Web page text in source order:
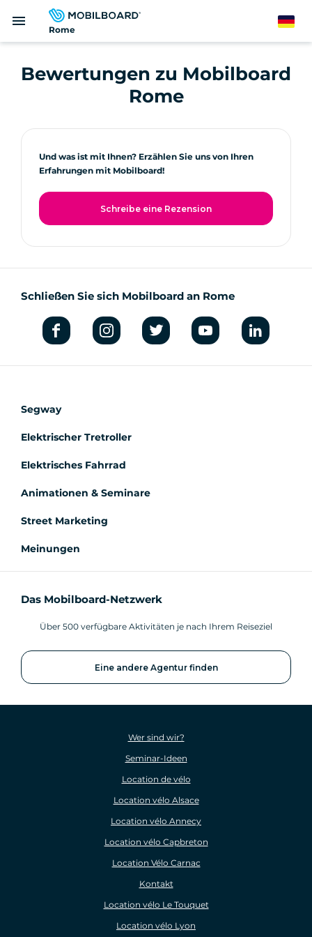
zum
Rome
menu German
Bewertungen zu Mobilboard
Rome
Und was ist mit Ihnen? Erzählen Sie uns von Ihren
Erfahrungen mit Mobilboard!
Schreibe eine Rezension
Schließen Sie sich Mobilboard an Rome
Segway
Elektrischer Tretroller
Elektrisches Fahrrad
Animationen & Seminare
Street Marketing
Meinungen
Das Mobilboard-Netzwerk
Über 500 verfügbare Aktivitäten je nach Ihrem Reiseziel
Eine andere Agentur finden
Wer sind wir?
Seminar-Ideen
Location de vélo
Location vélo Alsace
Location vélo Annecy
Location vélo Capbreton
Location Vélo Carnac
Kontakt
Location vélo Le Touquet
Location vélo Lyon